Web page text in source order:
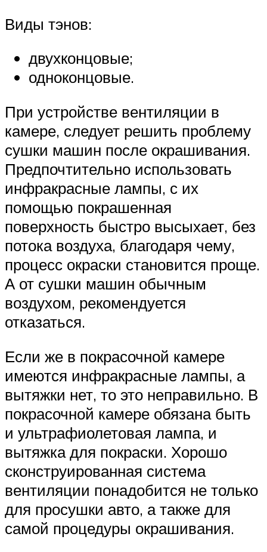
Виды тэнов:
двухконцовые;
одноконцовые.
При устройстве вентиляции в
камере, следует решить проблему
сушки машин после окрашивания.
Предпочтительно использовать
инфракрасные лампы, с их
помощью покрашенная
поверхность быстро высыхает, без
потока воздуха, благодаря чему,
процесс окраски становится проще.
А от сушки машин обычным
воздухом, рекомендуется
отказаться.
Если же в покрасочной камере
имеются инфракрасные лампы, а
вытяжки нет, то это неправильно. В
покрасочной камере обязана быть
и ультрафиолетовая лампа, и
вытяжка для покраски. Хорошо
сконструированная система
вентиляции понадобится не только
для просушки авто, а также для
самой процедуры окрашивания.